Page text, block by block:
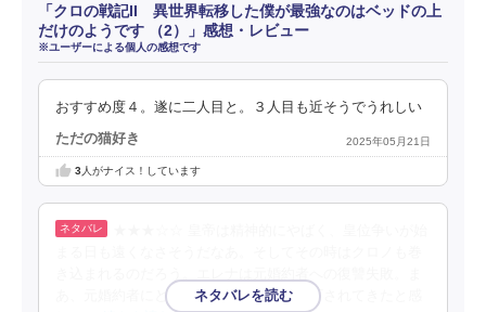
「クロの戦記II 異世界転移した僕が最強なのはベッドの上
だけのようです （2）」感想・レビュー
※ユーザーによる個人の感想です
おすすめ度４。遂に二人目と。３人目も近そうでうれしい
ただの猫好き 2025年05月21日
3人がナイス！しています
あ、元婚約者にとってエレナはずっと見下されてきたと感